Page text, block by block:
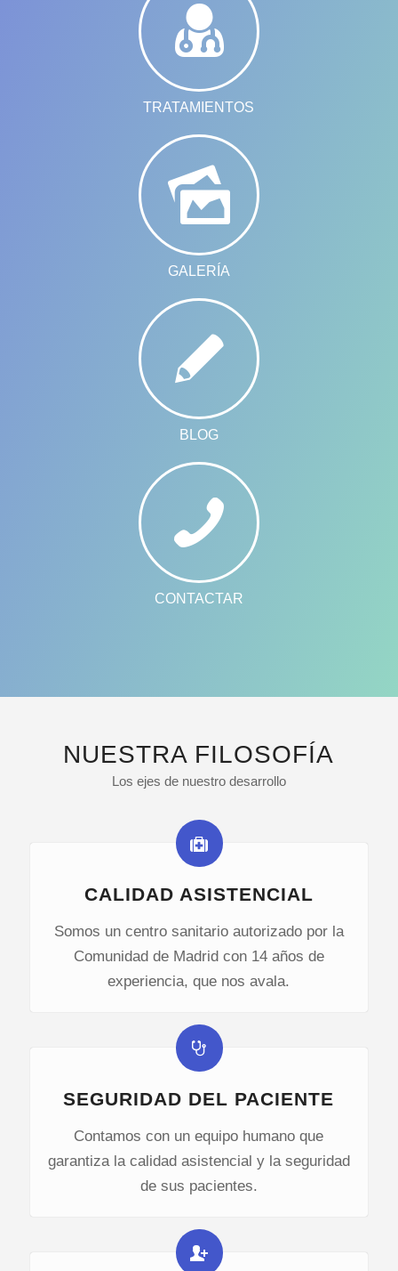
TRATAMIENTOS
GALERÍA
BLOG
CONTACTAR
NUESTRA FILOSOFÍA
Los ejes de nuestro desarrollo
CALIDAD ASISTENCIAL
Somos un centro sanitario autorizado por la
Comunidad de Madrid con 14 años de
experiencia, que nos avala.
SEGURIDAD DEL PACIENTE
Contamos con un equipo humano que
garantiza la calidad asistencial y la seguridad
de sus pacientes.